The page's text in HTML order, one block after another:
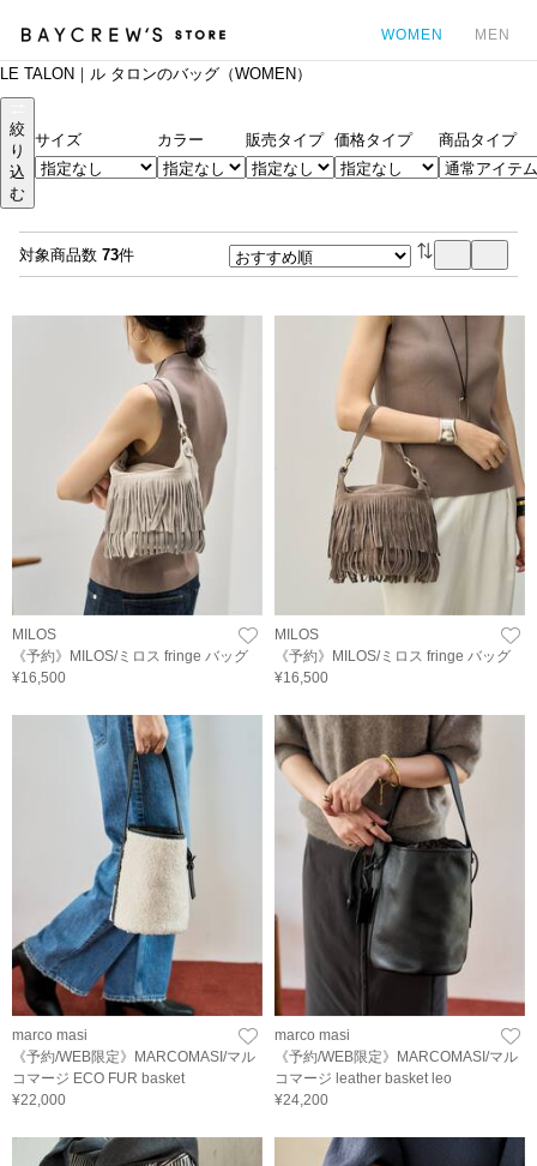
WOMEN MEN
LE TALON｜ル タロンのバッグ（WOMEN）
絞
り
込
む
サイズ カラー 販売タイプ 価格タイプ 商品タイプ
対象商品数 73件
MILOS
《予約》MILOS/ミロス fringe バッグ
¥16,500
MILOS
《予約》MILOS/ミロス fringe バッグ
¥16,500
marco masi
《予約/WEB限定》MARCOMASI/マル
コマージ ECO FUR basket
¥22,000
marco masi
《予約/WEB限定》MARCOMASI/マル
コマージ leather basket leo
¥24,200